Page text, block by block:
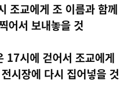
조교에게 조 이름과 함께
어서 보내놓을 것
17시에 걷어서 조교에게
시장에 다시 집어넣을 것